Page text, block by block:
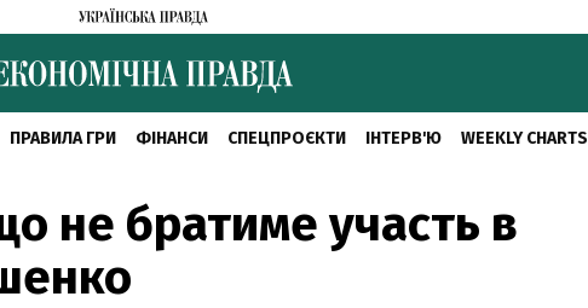
ПРАВИЛА ГРИ ФІНАНСИ СПЕЦПРОЄКТИ ІНТЕРВ'Ю WEEKLY CHARTS
не братиме участь в